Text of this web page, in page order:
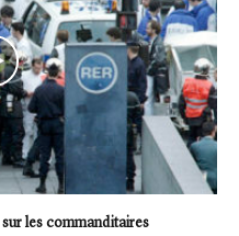
les commanditaires